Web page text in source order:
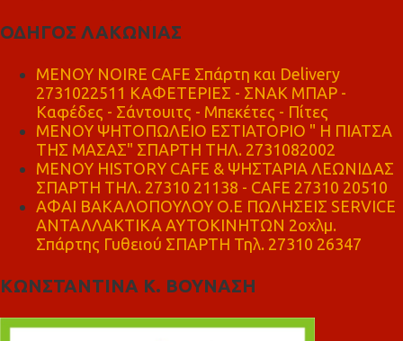
ΟΔΗΓΟΣ ΛΑΚΩΝΙΑΣ
MENOY NOIRE CAFE Σπάρτη και Delivery
2731022511 ΚΑΦΕΤΕΡΙΕΣ - ΣΝΑΚ ΜΠΑΡ -
Καφέδες - Σάντουιτς - Μπεκέτες - Πίτες
ΜΕΝΟΥ ΨΗΤΟΠΩΛΕΙΟ ΕΣΤΙΑΤΟΡΙΟ " Η ΠΙΑΤΣΑ
ΤΗΣ ΜΑΣΑΣ" ΣΠΑΡΤΗ ΤΗΛ. 2731082002
ΜΕΝΟΥ HISTORY CAFE & ΨΗΣΤΑΡΙΑ ΛΕΩΝΙΔΑΣ
ΣΠΑΡΤΗ ΤΗΛ. 27310 21138 - CAFE 27310 20510
ΑΦΑΙ ΒΑΚΑΛΟΠΟΥΛΟΥ Ο.Ε ΠΩΛΗΣΕΙΣ SERVICE
ΑΝΤΑΛΛΑΚΤΙΚΑ ΑΥΤΟΚΙΝΗΤΩΝ 2οχλμ.
Σπάρτης Γυθειού ΣΠΑΡΤΗ Τηλ. 27310 26347
ΚΩΝΣΤΑΝΤΙΝΑ Κ. ΒΟΥΝΑΣΗ